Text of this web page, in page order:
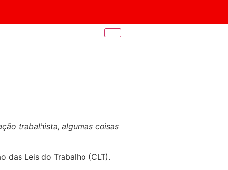
trabalhista, algumas coisas
das Leis do Trabalho (CLT).